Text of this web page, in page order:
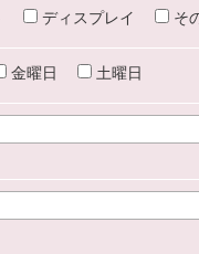
ディスプレイ そ
金曜日 土曜日